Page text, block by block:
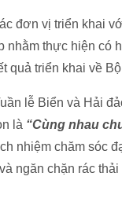
đơn vị triển khai
nhằm thực hiện
quả triển khai về
lễ Biển và Hải
là “Cùng nhau
nhiệm chăm sóc
ngăn chặn rác